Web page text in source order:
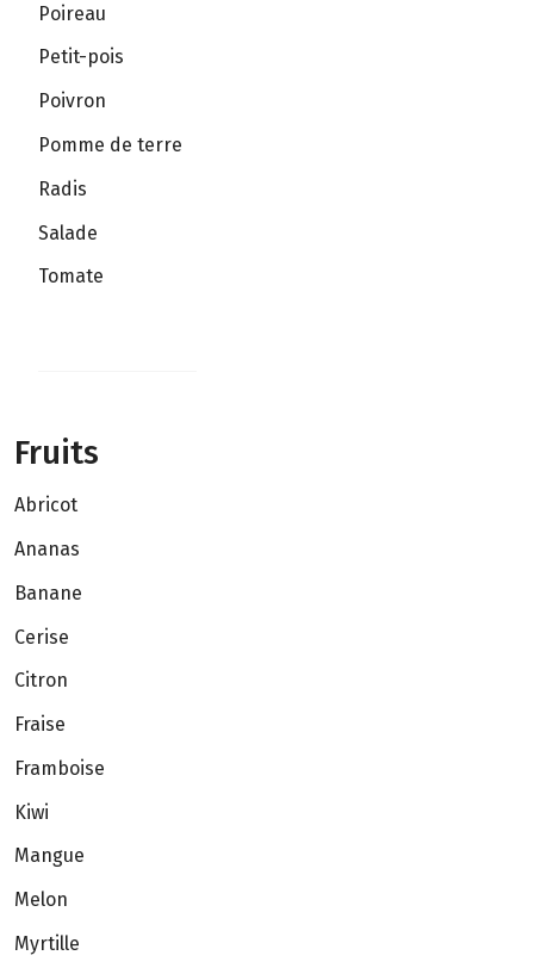
Poireau
Petit-pois
Poivron
Pomme de terre
Radis
Salade
Tomate
Fruits
Abricot
Ananas
Banane
Cerise
Citron
Fraise
Framboise
Kiwi
Mangue
Melon
Myrtille